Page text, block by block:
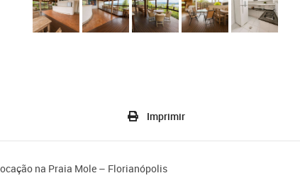
Imprimir
na Praia Mole – Florianópolis